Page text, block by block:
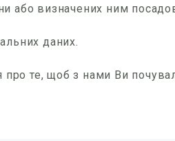
визначених ним
даних.
про те, щоб з нами Ви